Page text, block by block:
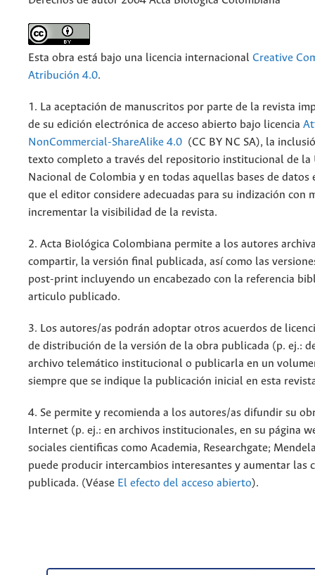
Esta obra está bajo una licencia internacional Creative
Atribución 4.0.
1. La aceptación de manuscritos por parte de la revista
de su edición electrónica de acceso abierto bajo licencia
NonCommercial-ShareAlike 4.0 (CC BY NC SA), la
texto completo a través del repositorio institucional de la
Nacional de Colombia y en todas aquellas bases de datos
que el editor considere adecuadas para su indización con
incrementar la visibilidad de la revista.
2. Acta Biológica Colombiana permite a los autores
compartir, la versión final publicada, así como las
post-print incluyendo un encabezado con la referencia
articulo publicado.
3. Los autores/as podrán adoptar otros acuerdos de
de distribución de la versión de la obra publicada (p. ej.:
archivo telemático institucional o publicarla en un
siempre que se indique la publicación inicial en esta
4. Se permite y recomienda a los autores/as difundir su
Internet (p. ej.: en archivos institucionales, en su página
sociales cientificas como Academia, Researchgate;
puede producir intercambios interesantes y aumentar las
publicada. (Véase El efecto del acceso abierto).